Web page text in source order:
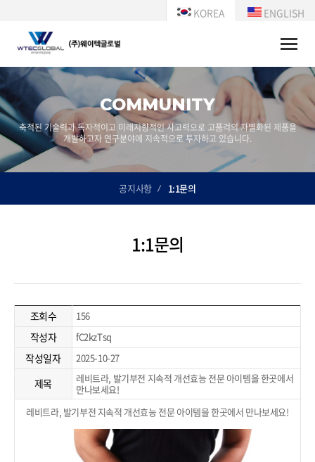
KOREA ENGLISH
Toggle
COMMUNITY
축적된 기술력과 독자적이고 미래지향적인 사고력으로 고품걱의 차별화된 제품을
개발하고자 연구분야에 지속적으로 투자하고 있습니다.
공지사항 1:1문의
1:1문의
조회수 156
작성자 fC2kzTsq
작성일자 2025-10-27
제목
레비트라, 발기부전 지속적 개선효능 전문 아이템을 한곳에서
만나보세요!
레비트라, 발기부전 지속적 개선효능 전문 아이템을 한곳에서 만나보세요!